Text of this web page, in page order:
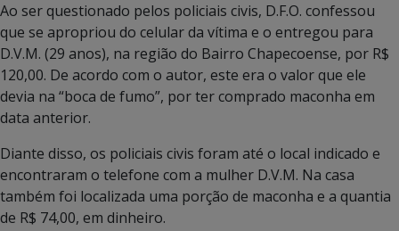
Ao ser questionado pelos policiais civis, D.F.O. confessou
que se apropriou do celular da vítima e o entregou para
D.V.M. (29 anos), na região do Bairro Chapecoense, por R$
120,00. De acordo com o autor, este era o valor que ele
devia na “boca de fumo”, por ter comprado maconha em
data anterior.
Diante disso, os policiais civis foram até o local indicado e
encontraram o telefone com a mulher D.V.M. Na casa
também foi localizada uma porção de maconha e a quantia
de R$ 74,00, em dinheiro.